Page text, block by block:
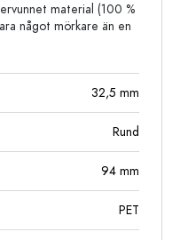
material (100 %
något mörkare än en
32,5 mm
Rund
94 mm
PET